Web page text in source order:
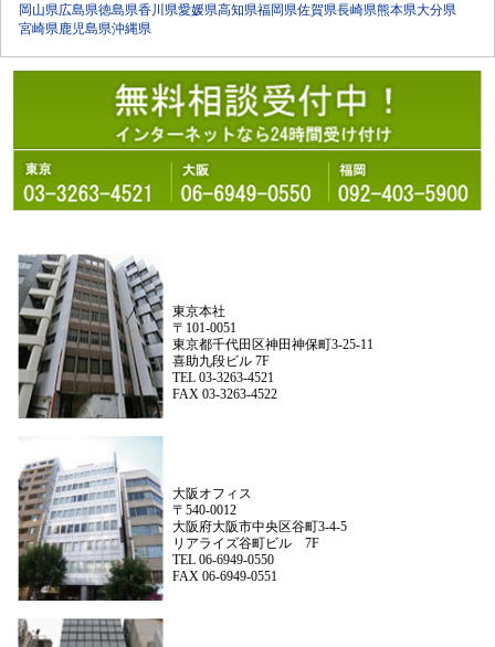
岡山県広島県徳島県香川県愛媛県高知県福岡県佐賀県長崎県熊本県大分県
宮崎県鹿児島県沖縄県
東京本社
〒101-0051
東京都千代田区神田神保町3-25-11
喜助九段ビル 7F
TEL 03-3263-4521
FAX 03-3263-4522
大阪オフィス
〒540-0012
大阪府大阪市中央区谷町3-4-5
リアライズ谷町ビル 7F
TEL 06-6949-0550
FAX 06-6949-0551